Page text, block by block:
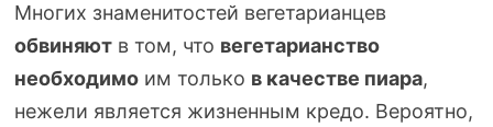
Многих знаменитостей вегетарианцев
обвиняютв том, что вегетарианство
необходимоим только в качестве пиара,
нежели является жизненным кредо. Вероятно,